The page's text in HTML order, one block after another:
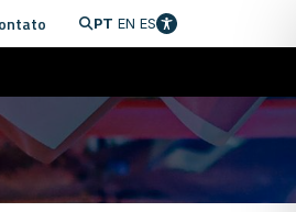
PT EN ES